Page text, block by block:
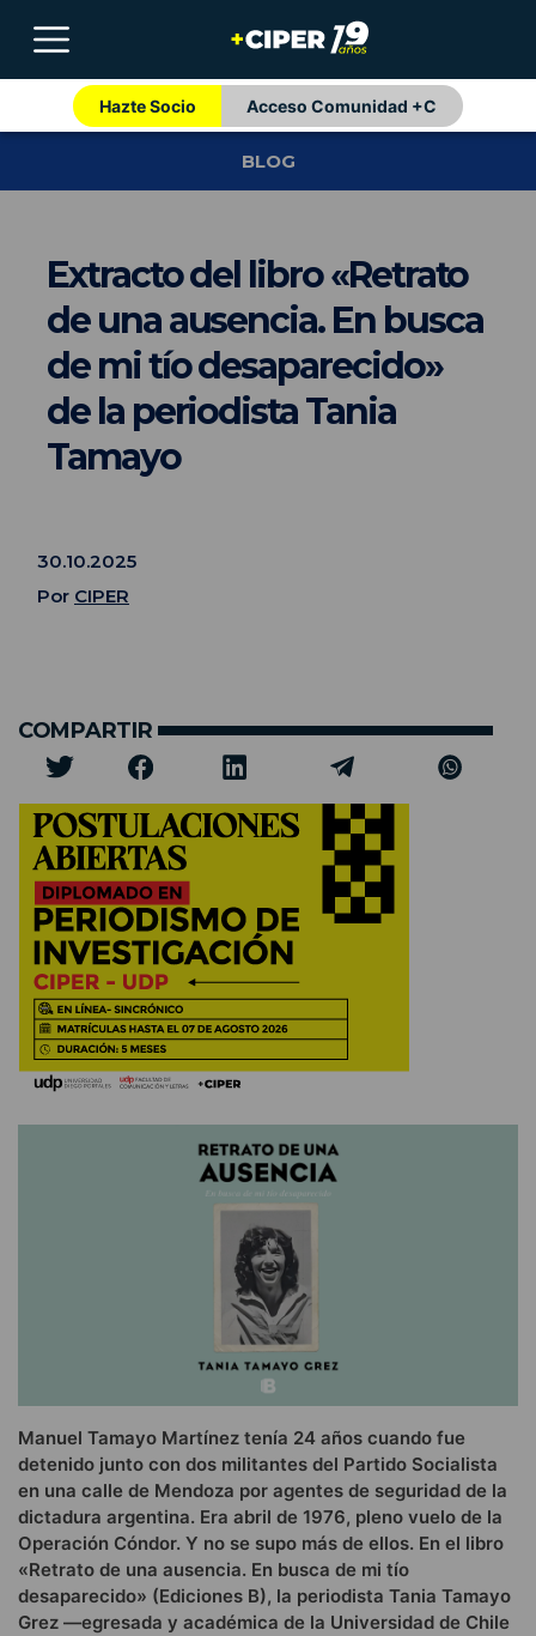
Hazte Socio Acceso Comunidad +C
BLOG
Extracto del libro «Retrato
de una ausencia. En busca
de mi tío desaparecido»
de la periodista Tania
Tamayo
30.10.2025
Por CIPER
COMPARTIR
Manuel Tamayo Martínez tenía 24 años cuando fue
detenido junto con dos militantes del Partido Socialista
en una calle de Mendoza por agentes de seguridad de la
dictadura argentina. Era abril de 1976, pleno vuelo de la
Operación Cóndor. Y no se supo más de ellos. En el libro
«Retrato de una ausencia. En busca de mi tío
desaparecido» (Ediciones B), la periodista Tania Tamayo
Grez —egresada y académica de la Universidad de Chile